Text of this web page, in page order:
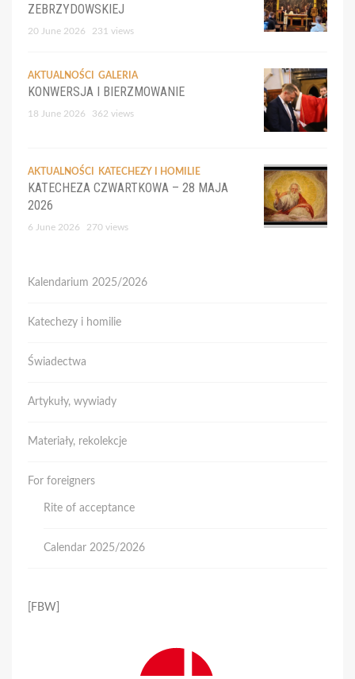
ZEBRZYDOWSKIEJ
20 June 2026 231 views
AKTUALNOŚCI GALERIA
KONWERSJA I BIERZMOWANIE
18 June 2026 362 views
AKTUALNOŚCI KATECHEZY I HOMILIE
KATECHEZA CZWARTKOWA – 28 MAJA
2026
6 June 2026 270 views
Kalendarium 2025/2026
Katechezy i homilie
Świadectwa
Artykuły, wywiady
Materiały, rekolekcje
For foreigners
Rite of acceptance
Calendar 2025/2026
[FBW]